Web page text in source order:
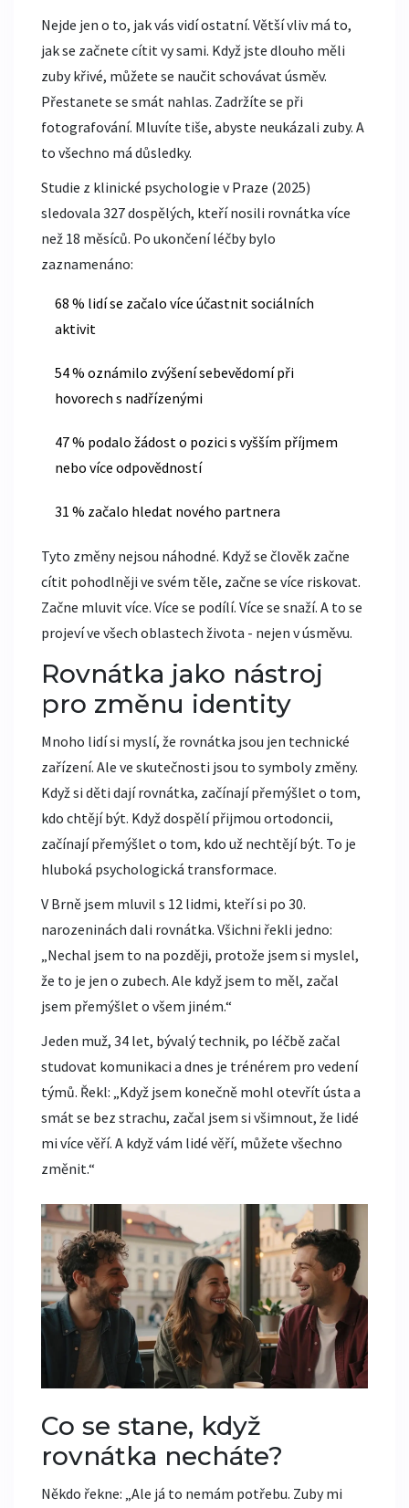
Nejde jen o to, jak vás vidí ostatní. Větší vliv má to,
jak se začnete cítit vy sami. Když jste dlouho měli
zuby křivé, můžete se naučit schovávat úsměv.
Přestanete se smát nahlas. Zadržíte se při
fotografování. Mluvíte tiše, abyste neukázali zuby. A
to všechno má důsledky.
Studie z klinické psychologie v Praze (2025)
sledovala 327 dospělých, kteří nosili rovnátka více
než 18 měsíců. Po ukončení léčby bylo
zaznamenáno:
68 % lidí se začalo více účastnit sociálních
aktivit
54 % oznámilo zvýšení sebevědomí při
hovorech s nadřízenými
47 % podalo žádost o pozici s vyšším příjmem
nebo více odpovědností
31 % začalo hledat nového partnera
Tyto změny nejsou náhodné. Když se člověk začne
cítit pohodlněji ve svém těle, začne se více riskovat.
Začne mluvit více. Více se podílí. Více se snaží. A to se
projeví ve všech oblastech života - nejen v úsměvu.
Rovnátka jako nástroj
pro změnu identity
Mnoho lidí si myslí, že rovnátka jsou jen technické
zařízení. Ale ve skutečnosti jsou to symboly změny.
Když si děti dají rovnátka, začínají přemýšlet o tom,
kdo chtějí být. Když dospělí přijmou ortodoncii,
začínají přemýšlet o tom, kdo už nechtějí být. To je
hluboká psychologická transformace.
V Brně jsem mluvil s 12 lidmi, kteří si po 30.
narozeninách dali rovnátka. Všichni řekli jedno:
„Nechal jsem to na později, protože jsem si myslel,
že to je jen o zubech. Ale když jsem to měl, začal
jsem přemýšlet o všem jiném.“
Jeden muž, 34 let, bývalý technik, po léčbě začal
studovat komunikaci a dnes je trénérem pro vedení
týmů. Řekl: „Když jsem konečně mohl otevřít ústa a
smát se bez strachu, začal jsem si všimnout, že lidé
mi více věří. A když vám lidé věří, můžete všechno
změnit.“
Co se stane, když
rovnátka necháte?
Někdo řekne: „Ale já to nemám potřebu. Zuby mi